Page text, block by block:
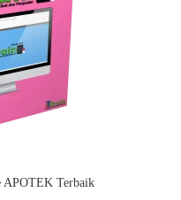
APOTEK Terbaik